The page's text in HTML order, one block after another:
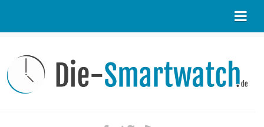
Kontakt / Tipp geben
Impressum